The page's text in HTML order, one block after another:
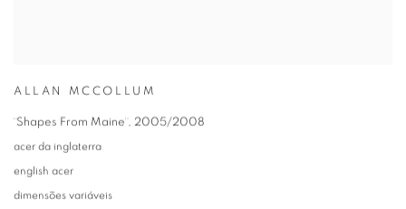
ALLAN MCCOLLUM
¨Shapes From Maine¨, 2005/2008
acer da inglaterra
english acer
dimensões variáveis